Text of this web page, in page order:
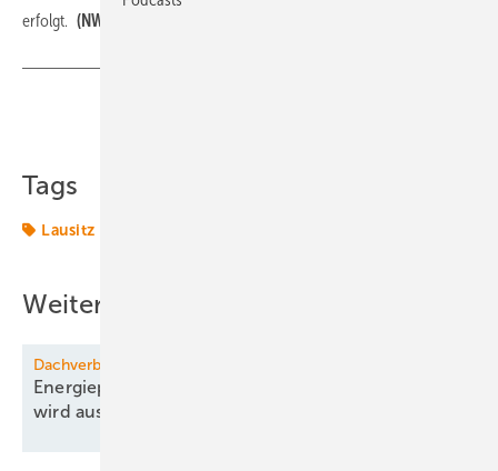
erfolgt. (NW)
Tags
Lausitz
Weitere Inhalte
Dachverband der Erneuerbaren warnt
Energiepreise steigen, Grünstrom in Österreich
wird ausgebremst